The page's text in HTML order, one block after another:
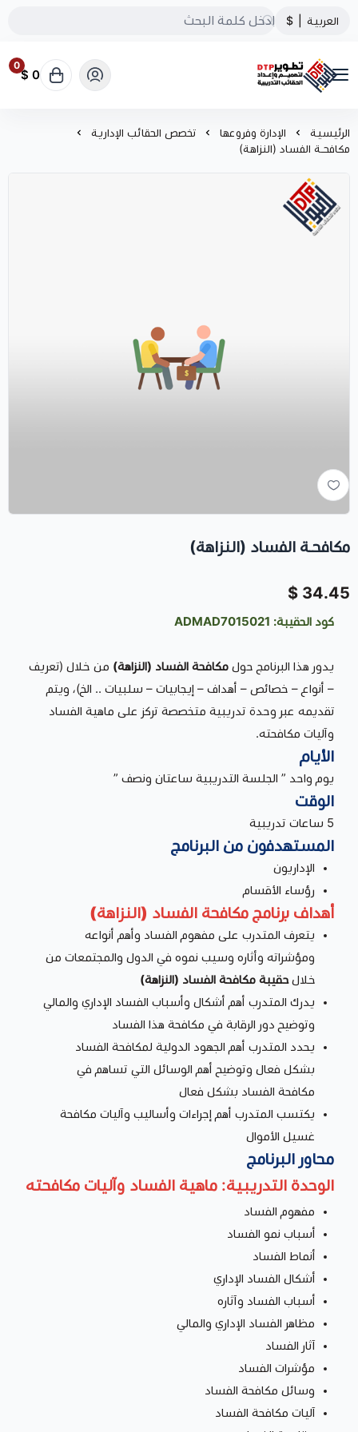
العربية $
تطوير الحقائب التدريبية
0
0 $
الرئيسية الإدارة وفروعها
تخصص الحقائب الإدارية
مكافحـة الفساد (النزاهة)
مكافحـة الفساد (النزاهة)
34.45 $
كود الحقيبة: ADMAD7015021
يدور هذا البرنامج حول مكافحة الفساد (النزاهة) من خلال (تعريف
– أنواع – خصائص – أهداف – إيجابيات – سلبيات .. الخ)، ويتم
تقديمه عبر وحدة تدريبية متخصصة تركز على ماهية الفساد
وآليات مكافحته.
الأيام
يوم واحد ” الجلسة التدريبية ساعتان ونصف ”
الوقت
5 ساعات تدريبية
المستهدفون من البرنامج
الإداريون
رؤساء الأقسام
أهداف برنامج مكافحة الفساد (النزاهة)
يتعرف المتدرب على مفهوم الفساد وأهم أنواعه
ومؤشراته وأثاره وسيب نموه في الدول والمجتمعات من
خلالحقيبة مكافحة الفساد (النزاهة)
يدرك المتدرب أهم أشكال وأسباب الفساد الإداري والمالي
وتوضيح دور الرقابة في مكافحة هذا الفساد
يحدد المتدرب أهم الجهود الدولية لمكافحة الفساد
بشكل فعال وتوضيح أهم الوسائل التي تساهم في
مكافحة الفساد بشكل فعال
يكتسب المتدرب أهم إجراءات وأساليب وآليات مكافحة
غسيل الأموال
محاور البرنامج
الوحدة التدريبية: ماهية الفساد وآليات مكافحته
مفهوم الفساد
أسباب نمو الفساد
أنماط الفساد
أشكال الفساد الإداري
أسباب الفساد وآثاره
مظاهر الفساد الإداري والمالي
آثار الفساد
مؤشرات الفساد
وسائل مكافحة الفساد
آليات مكافحة الفساد